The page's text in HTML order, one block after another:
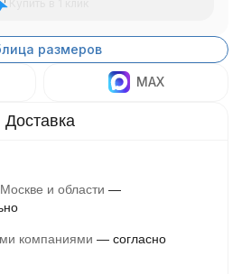
размеров
MAX
и области
компаниями
согласно